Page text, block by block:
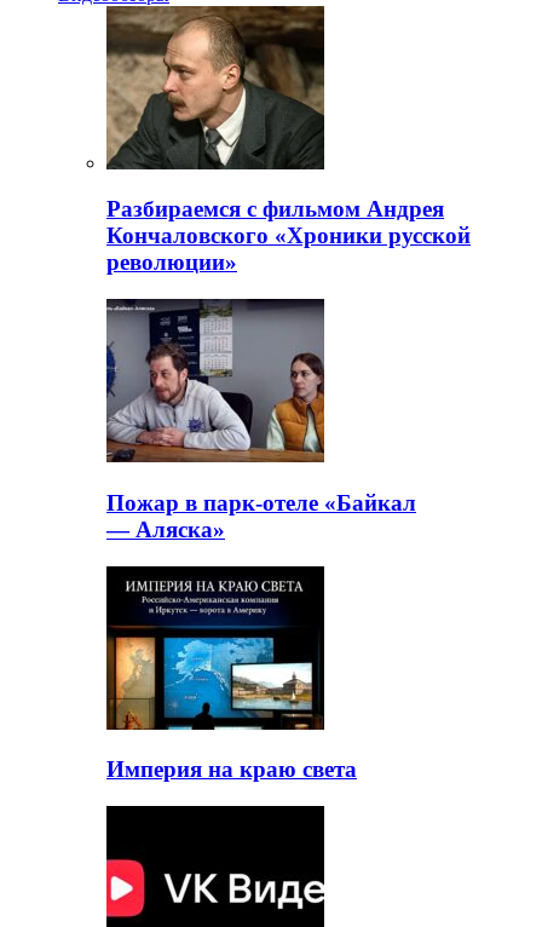
Разбираемся с фильмом Андрея
Кончаловского «Хроники русской
революции»
Пожар в парк-отеле «Байкал
— Аляска»
Империя на краю света